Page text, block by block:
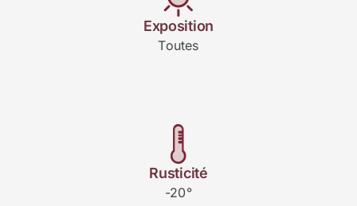
Exposition
Toutes
Rusticité
-20°